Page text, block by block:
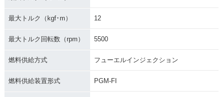
2008年 CB1300 SU
PER FOUR ABS Sp
別・限定仕様
2008年 CB1300 SU
PER FOUR ABS・
2008年 CB1300 SU
PER FOUR・マイナ
最大トルク（kgf･m） 12
最大トルク回転数（rpm） 5500
燃料供給方式 フューエルインジェクション
燃料供給装置形式 PGM-FI